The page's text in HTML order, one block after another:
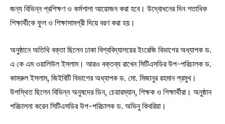
জন্য বিভিন্ন প্রশিক্ষণ ও কর্মশালা আয়োজন করা হবে। উদ্বোধনের দিন শতাধিক
শিক্ষার্থীকে ফুল ও শিক্ষাসামগ্রী দিয়ে বরণ করা হয়।
অনুষ্ঠানে অতিথি বক্তা ছিলেন ঢাকা বিশ্ববিদ্যালয়ের ইংরেজি বিভাগের অধ্যাপক ড.
এ কে এম ওয়ালিউল ইসলাম। আরও বক্তব্য রাখেন সিটিএসডির উপ-পরিচালক ড.
কামরুল ইসলাম, জিইবিটি বিভাগের অধ্যাপক ড. মো. মিজানুর রহমান প্রমুখ।
উপস্থিত ছিলেন বিভিন্ন অনুষদের ডিন, চেয়ারম্যান, শিক্ষক ও শিক্ষার্থীরা। অনুষ্ঠান
পরিচালনা করেন সিটিএসডির উপ-পরিচালক ড. অভিনু কিবরিয়া।